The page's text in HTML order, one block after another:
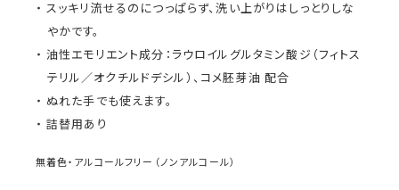
スッキリ流せるのにつっぱらず、洗い上がりはしっとりしな
やかです。
油性エモリエント成分：ラウロイルグルタミン酸ジ（フィトス
テリル／オクチルドデシル）、コメ胚芽油 配合
ぬれた手でも使えます。
詰替用あり
無着色・アルコールフリー（ノンアルコール）